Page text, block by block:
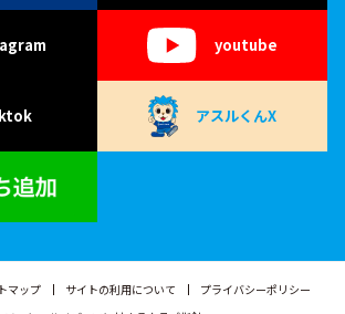
youtube
アスルくんX
マップ サイトの利用について
プライバシーポリシー